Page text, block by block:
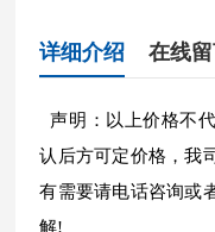
详细介绍 在线
声明：以上价格不
认后方可定价格，我
有需要请电话咨询或
解!